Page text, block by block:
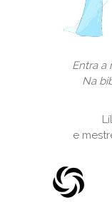
Entra a
Na
e